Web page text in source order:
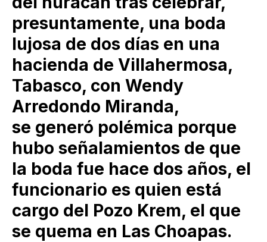
presuntamente, una boda
lujosa de dos días en una
hacienda de Villahermosa,
Tabasco, con Wendy
Arredondo Miranda,
se generó polémica porque
hubo señalamientos de que
la boda fue hace dos años, el
funcionario es quien está
cargo del Pozo Krem, el que
se quema en Las Choapas.